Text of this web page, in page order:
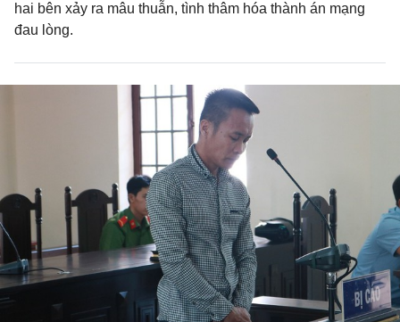
hai bên xảy ra mâu thuẫn, tình thâm hóa thành án mạng
đau lòng.